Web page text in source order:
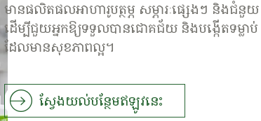
មានផលិតផលអាហារូបត្ថម្ភ សម្ភារៈផ្សេងៗ និងជំនួយ
ដើម្បីជួយអ្នកឱ្យទទួលបានជោគជ័យ និងបង្កើតទម្លាប់
ដែលមានសុខភាពល្អ។
ស្វែងយល់បន្ថែមឥឡូវនេះ